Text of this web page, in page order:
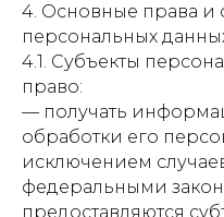
4. Основные права и
персональных
4.1. Субъекты
право:
— получать
обработки его
исключением
федеральными
предоставляются